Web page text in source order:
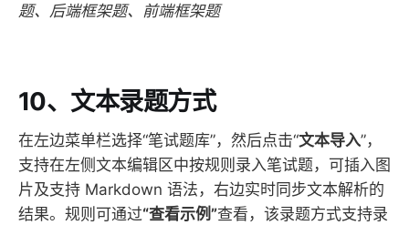
题、后端框架题、前端框架题
10、文本录题方式
在左边菜单栏选择“笔试题库”，然后点击“文本导入”，
支持在左侧文本编辑区中按规则录入笔试题，可插入图
片及支持 Markdown 语法，右边实时同步文本解析的
结果。规则可通过“查看示例”查看，该录题方式支持录